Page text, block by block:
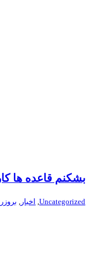
بشکنم قاعده ها
Uncategorized اخبار